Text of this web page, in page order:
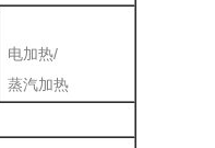
电加热/
蒸汽加热